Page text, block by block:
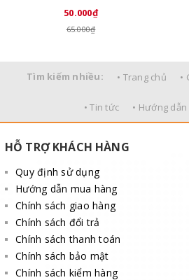
50.000₫
65.000₫
Tìm kiếm nhiều: • Trang chủ •
• Tin tức • Hướng
HỖ TRỢ KHÁCH HÀNG
Quy định sử dụng
Hướng dẫn mua hàng
Chính sách giao hàng
Chính sách đổi trả
Chính sách thanh toán
Chính sách bảo mật
Chính sách kiểm hàng